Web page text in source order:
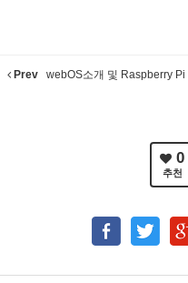
Prev webOS소개 및 Raspberry Pi
0
추천